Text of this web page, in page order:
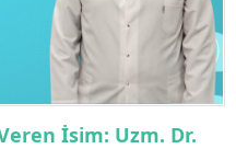
İsim: Uzm. Dr.